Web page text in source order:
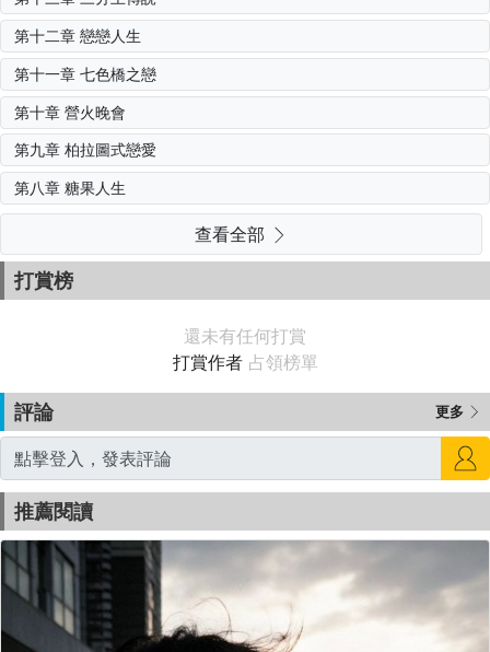
第十二章 戀戀人生
第十一章 七色橋之戀
第十章 營火晚會
第九章 柏拉圖式戀愛
第八章 糖果人生
查看全部
打賞榜
還未有任何打賞
打賞作者占領榜單
評論 更多
推薦閱讀